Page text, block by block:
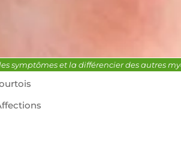
symptômes et la différencier des autres